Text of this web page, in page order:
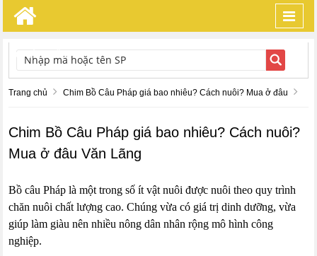
TÌM KIẾM
Trang chủ Chim Bồ Câu Pháp giá bao nhiêu? Cách nuôi? Mua ở đâu
Chim Bồ Câu Pháp giá bao nhiêu? Cách nuôi?
Mua ở đâu Văn Lãng
Bồ câu Pháp là một trong số ít vật nuôi được nuôi theo quy trình
chăn nuôi chất lượng cao. Chúng vừa có giá trị dinh dưỡng, vừa
giúp làm giàu nên nhiều nông dân nhân rộng mô hình công
nghiệp.